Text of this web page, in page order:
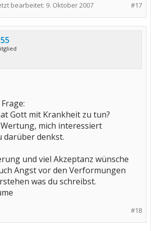
#17
bearbeitet: 9. Oktober 2007
Gott mit Krankheit zu tun?
mich interessiert
darüber denkst.
und viel Akzeptanz wünsche
Angst vor den Verformungen
was du schreibst.
#18